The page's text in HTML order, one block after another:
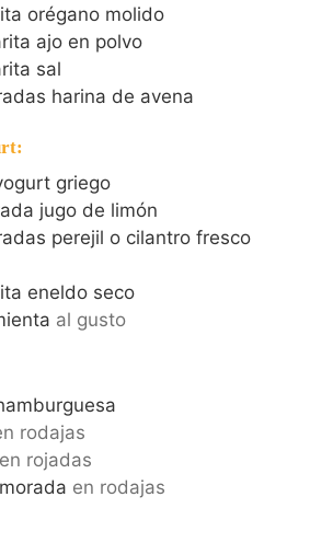
orégano molido
ajo en polvo
sal
harina de avena
griego
jugo de limón
perejil o cilantro fresco
eneldo seco
al gusto
rodajas
en rojadas
en rodajas